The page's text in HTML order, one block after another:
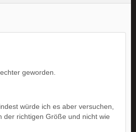
geworden.
würde ich es aber versuchen,
der richtigen Größe und nicht wie